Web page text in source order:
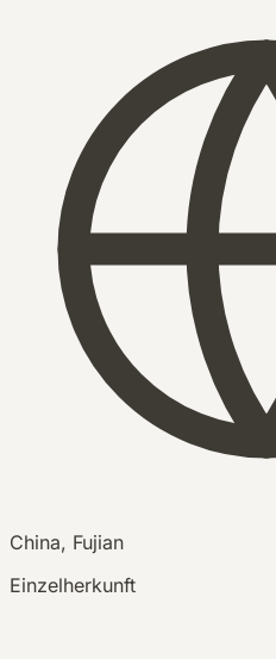
China, Fujian
Einzelherkunft